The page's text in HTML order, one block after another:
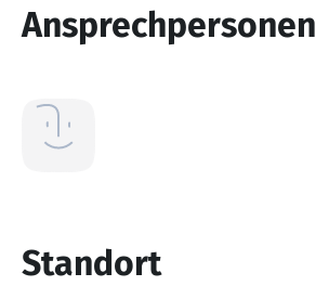
Ansprechpersonen
Standort